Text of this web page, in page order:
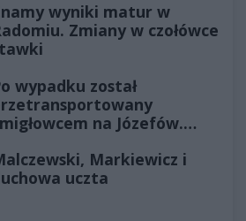
wyniki matur w
Zmiany w czołówce
wypadku został
na Józefów.
Markiewicz i
uczta